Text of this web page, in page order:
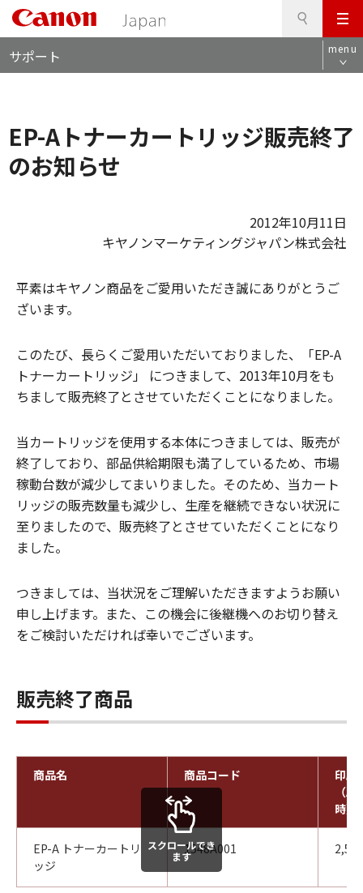
メ
ニ
ュ
ビ
サポート menu
EP-Aトナーカートリッジ販売終了
のお知らせ
2012年10月11日
キヤノンマーケティングジャパン株式会社
平素はキヤノン商品をご愛用いただき誠にありがとうご
ざいます。
このたび、長らくご愛用いただいておりました、「EP-A
トナーカートリッジ」 につきまして、2013年10月をも
ちまして販売終了とさせていただくことになりました。
当カートリッジを使用する本体につきましては、販売が
終了しており、部品供給期限も満了しているため、市場
稼動台数が減少してまいりました。そのため、当カート
リッジの販売数量も減少し、生産を継続できない状況に
至りましたので、販売終了とさせていただくことになり
ました。
つきましては、当状況をご理解いただきますようお願い
申し上げます。また、この機会に後継機へのお切り替え
をご検討いただければ幸いでございます。
販売終了商品
商品名 商品コード
印刷
（
時）
EP-A トナーカートリ
ッジ
1548A001
スクロールでき
ます